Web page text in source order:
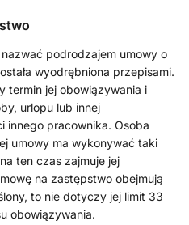
podrodzajem umowy o
wyodrębniona przepisami.
termin jej obowiązywania i
urlopu lub innej
innego pracownika. Osoba
umowy ma wykonywać taki
ten czas zajmuje jej
na zastępstwo obejmują
to nie dotyczy jej limit 33
obowiązywania.